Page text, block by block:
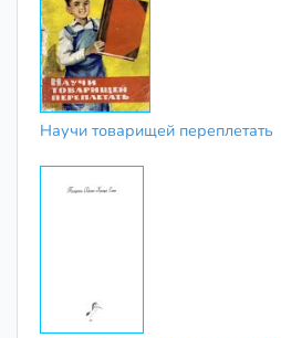
Научи товарищей переплетать